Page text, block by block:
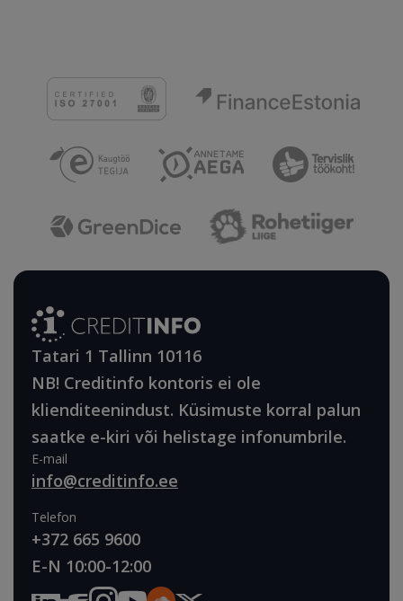
Tatari 1 Tallinn 10116
NB! Creditinfo kontoris ei ole
klienditeenindust. Küsimuste korral palun
saatke e-kiri või helistage infonumbrile.
E-mail
info@creditinfo.ee
Telefon
+372 665 9600
E-N 10:00-12:00